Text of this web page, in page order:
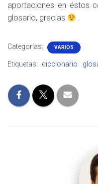
aportaciones en éstos
glosario, gracias
.
Categorías: VARIOS
Etiquetas: diccionario